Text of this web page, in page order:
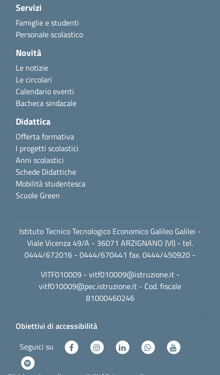
Servizi
Famiglie e studenti
Personale scolastico
Novità
Le notizie
Le circolari
Calendario eventi
Bacheca sindacale
Didattica
Offerta formativa
I progetti scolastici
Anni scolastici
Schede Didattiche
Mobilità studentesca
Scuole Green
Istituto Tecnico Tecnologico Economico Galileo Galilei -
Viale Vicenza 49/A - 36071 ARZIGNANO (VI) - tel.
0444/672016 - 0444/670441 fax. 0444/450920 -
VITF010009 - vitf010009@istruzione.it-
vitf010009@pec.istruzione.it - Cod. fiscale
81000460246
Obiettivi di accessibilità
Seguici su